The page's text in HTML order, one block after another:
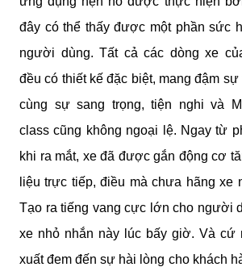
đây có thể thấy được một phần sức
người dùng. Tất cả các dòng xe
đều có thiết kế đặc biệt, mang đậm sự
cùng sự sang trọng, tiện nghi và
class cũng không ngoại lệ. Ngay từ
khi ra mắt, xe đã được gắn động cơ
liệu trực tiếp, điều mà chưa hãng xe
Tạo ra tiếng vang cực lớn cho người
xe nhỏ nhắn này lúc bấy giờ. Và cứ
xuất đem đến sự hài lòng cho khách